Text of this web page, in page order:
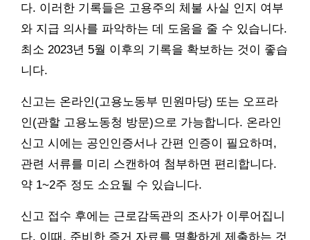
다. 이러한 기록들은 고용주의 체불 사실 인지 여부
와 지급 의사를 파악하는 데 도움을 줄 수 있습니다.
최소 2023년 5월 이후의 기록을 확보하는 것이 좋습
니다.
신고는 온라인(고용노동부 민원마당) 또는 오프라
인(관할 고용노동청 방문)으로 가능합니다. 온라인
신고 시에는 공인인증서나 간편 인증이 필요하며,
관련 서류를 미리 스캔하여 첨부하면 편리합니다.
약 1~2주 정도 소요될 수 있습니다.
신고 접수 후에는 근로감독관의 조사가 이루어집니
다. 이때, 준비한 증거 자료를 명확하게 제출하는 것